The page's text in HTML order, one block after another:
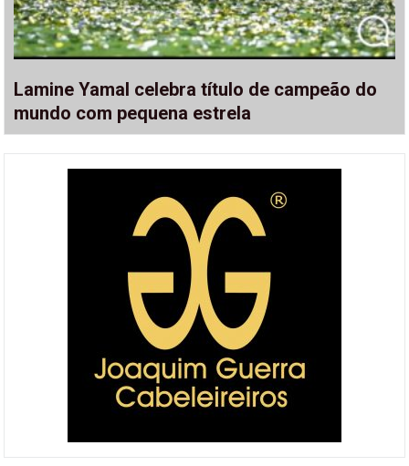
Lamine Yamal celebra título de campeão do
mundo com pequena estrela